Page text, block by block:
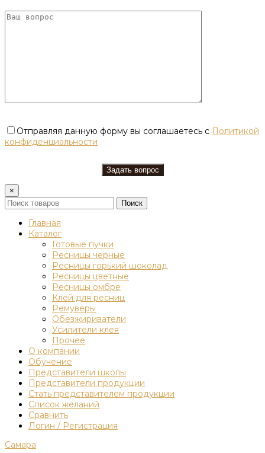
Отправляя данную форму вы соглашаетесь с Политикой
конфиденциальности
×
Поиск
Главная
Каталог
Готовые пучки
Ресницы черные
Ресницы горький шоколад
Ресницы цветные
Ресницы омбре
Клей для ресниц
Ремуверы
Обезжириватели
Усилители клея
Прочее
О компании
Обучение
Представители школы
Представители продукции
Стать представителем продукции
Список желаний
Сравнить
Логин / Регистрация
Самара